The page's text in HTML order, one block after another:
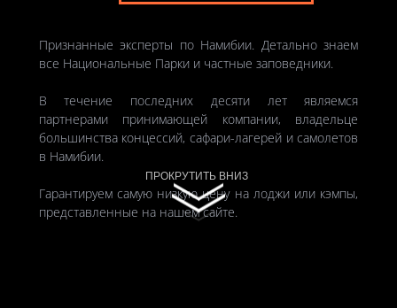
ПРОКРУТИТЬ ВНИЗ
Признанные эксперты по Намибии. Детально знаем
все Национальные Парки и частные заповедники.
В течение последних десяти лет являемся
партнерами принимающей компании, владельце
большинства концессий, сафари-лагерей и самолетов
в Намибии.
Гарантируем самую низкую цену на лоджи или кэмпы,
представленные на нашем сайте.